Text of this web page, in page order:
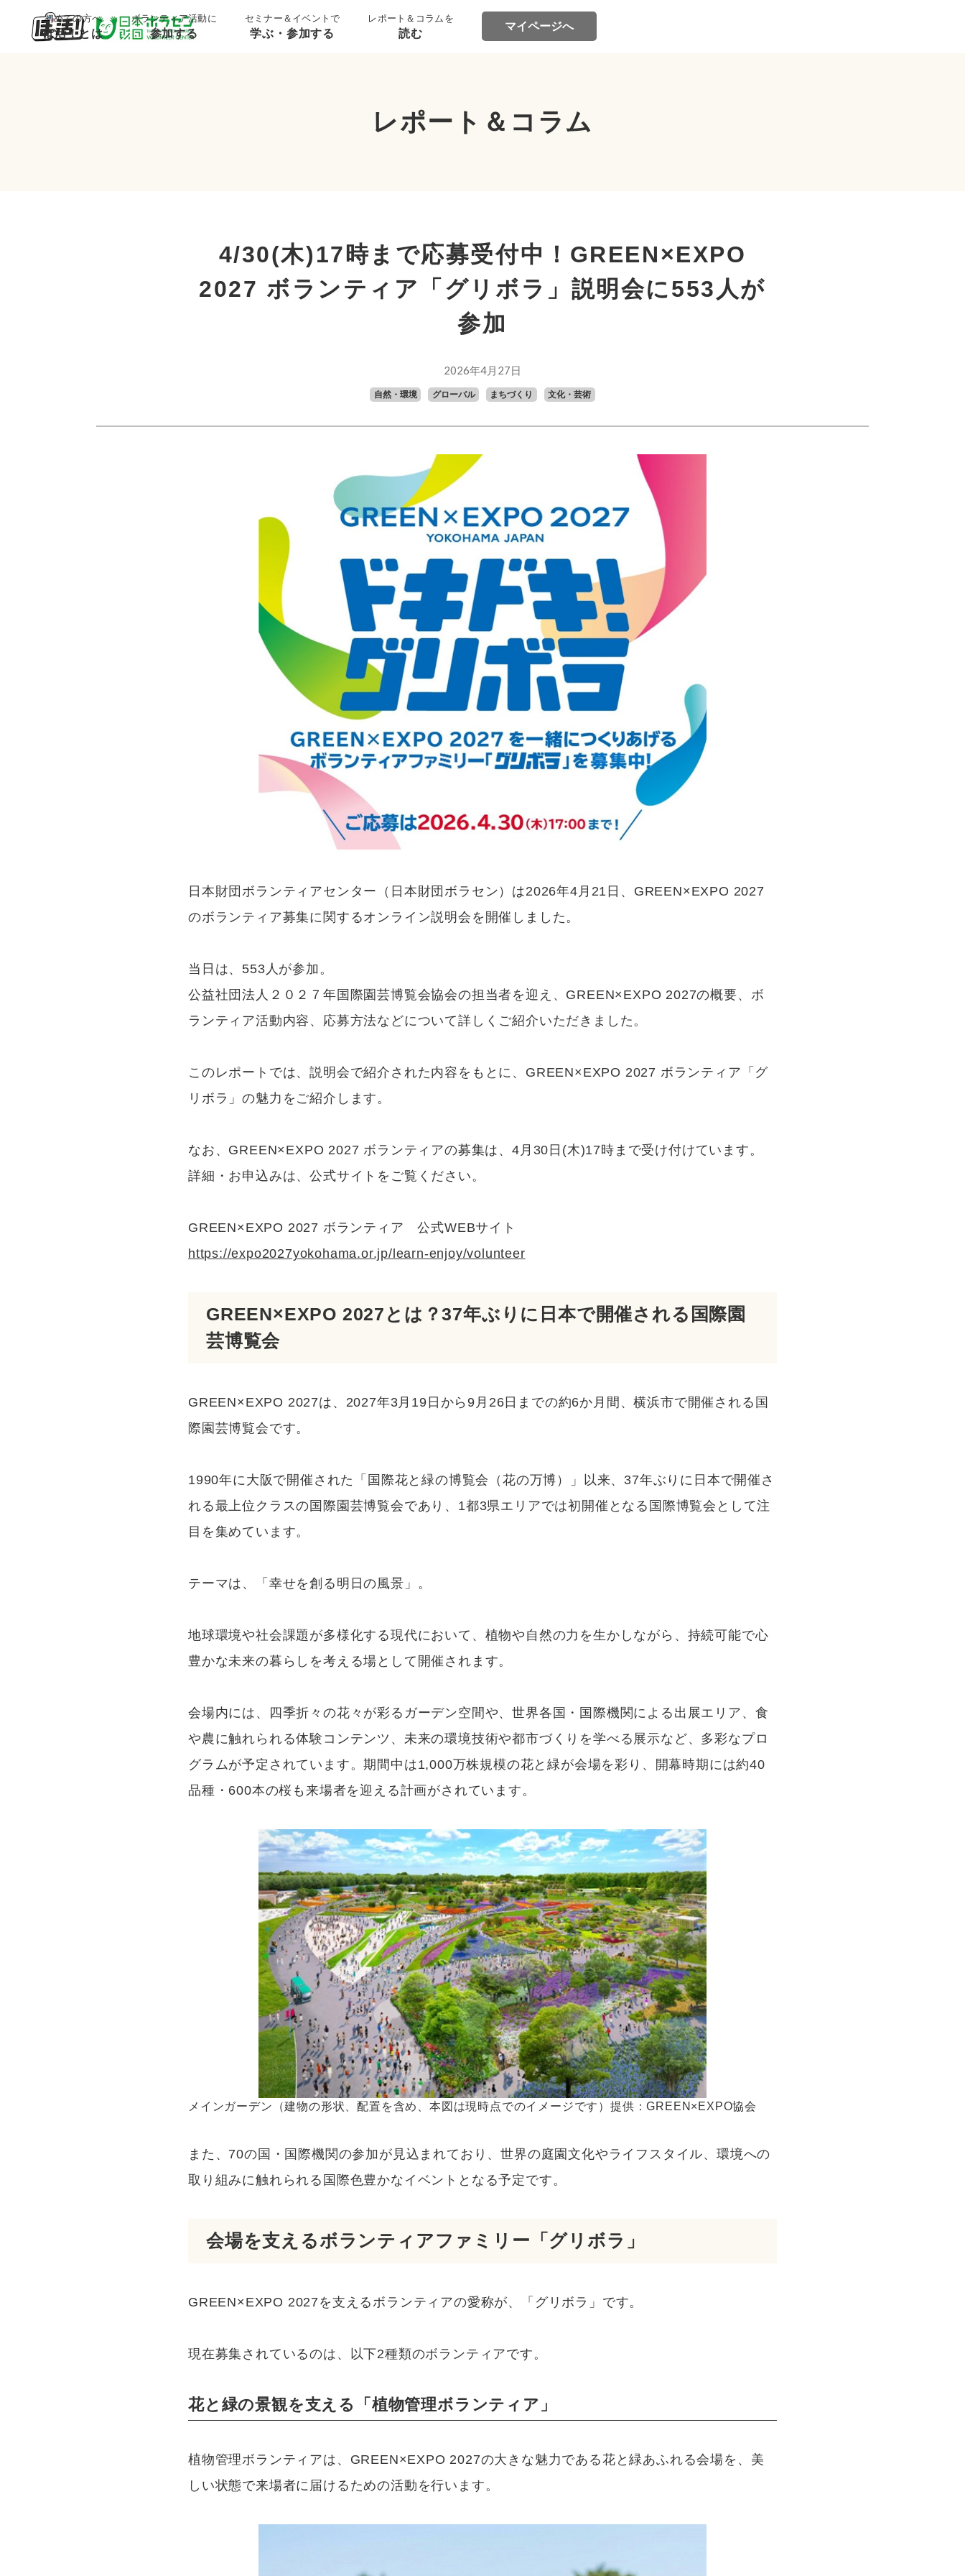
初めての方へ
ぼ活！とは
ボランティア活動に
参加する
セミナー＆イベントで
学ぶ・参加する
レポート＆コラムを
読む
マイページへ
レポート＆コラム
4/30(木)17時まで応募受付中！GREEN×EXPO
2027 ボランティア「グリボラ」説明会に553人が
参加
2026年4月27日
自然・環境 グローバル まちづくり 文化・芸術
日本財団ボランティアセンター（日本財団ボラセン）は2026年4月21日、GREEN×EXPO 2027
のボランティア募集に関するオンライン説明会を開催しました。
当日は、553人が参加。
公益社団法人２０２７年国際園芸博覧会協会の担当者を迎え、GREEN×EXPO 2027の概要、ボ
ランティア活動内容、応募方法などについて詳しくご紹介いただきました。
このレポートでは、説明会で紹介された内容をもとに、GREEN×EXPO 2027 ボランティア「グ
リボラ」の魅力をご紹介します。
なお、GREEN×EXPO 2027 ボランティアの募集は、4月30日(木)17時まで受け付けています。
詳細・お申込みは、公式サイトをご覧ください。
GREEN×EXPO 2027 ボランティア 公式WEBサイト
https://expo2027yokohama.or.jp/learn-enjoy/volunteer
GREEN×EXPO 2027とは？37年ぶりに日本で開催される国際園
芸博覧会
GREEN×EXPO 2027は、2027年3月19日から9月26日までの約6か月間、横浜市で開催される国
際園芸博覧会です。
1990年に大阪で開催された「国際花と緑の博覧会（花の万博）」以来、37年ぶりに日本で開催さ
れる最上位クラスの国際園芸博覧会であり、1都3県エリアでは初開催となる国際博覧会として注
目を集めています。
テーマは、「幸せを創る明日の風景」。
地球環境や社会課題が多様化する現代において、植物や自然の力を生かしながら、持続可能で心
豊かな未来の暮らしを考える場として開催されます。
会場内には、四季折々の花々が彩るガーデン空間や、世界各国・国際機関による出展エリア、食
や農に触れられる体験コンテンツ、未来の環境技術や都市づくりを学べる展示など、多彩なプロ
グラムが予定されています。期間中は1,000万株規模の花と緑が会場を彩り、開幕時期には約40
品種・600本の桜も来場者を迎える計画がされています。
メインガーデン（建物の形状、配置を含め、本図は現時点でのイメージです）提供：GREEN×EXPO協会
また、70の国・国際機関の参加が見込まれており、世界の庭園文化やライフスタイル、環境への
取り組みに触れられる国際色豊かなイベントとなる予定です。
会場を支えるボランティアファミリー「グリボラ」
GREEN×EXPO 2027を支えるボランティアの愛称が、「グリボラ」です。
現在募集されているのは、以下2種類のボランティアです。
花と緑の景観を支える「植物管理ボランティア」
植物管理ボランティアは、GREEN×EXPO 2027の大きな魅力である花と緑あふれる会場を、美
しい状態で来場者に届けるための活動を行います。